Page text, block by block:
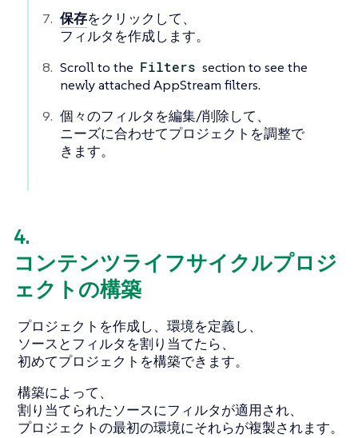
保存をクリックして、
フィルタを作成します。
Scroll to the Filters section to see the
newly attached AppStream filters.
個々のフィルタを編集/削除して、
ニーズに合わせてプロジェクトを調整で
きます。
4.
コンテンツライフサイクルプロジ
ェクトの構築
プロジェクトを作成し、環境を定義し、
ソースとフィルタを割り当てたら、
初めてプロジェクトを構築できます。
構築によって、
割り当てられたソースにフィルタが適用され、
プロジェクトの最初の環境にそれらが複製されます。